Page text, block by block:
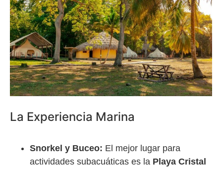
La Experiencia Marina
Snorkel y Buceo: El mejor lugar para
actividades subacuáticas es la Playa Cristal